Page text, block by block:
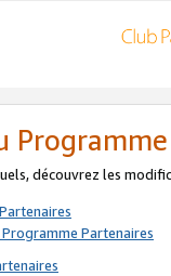
découvrez les
Partenaires